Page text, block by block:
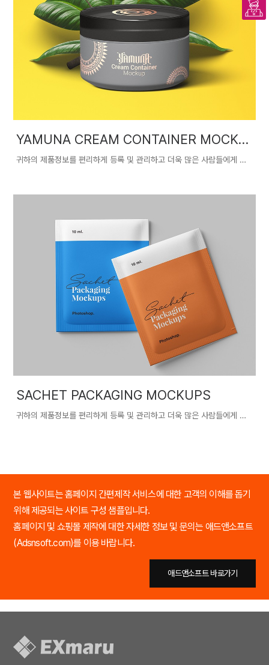
YAMUNA CREAM CONTAINER MOCKUP
귀하의 제품정보를 편리하게 등록 및 관리하고 더욱 많은 사람들에게 귀하의 우수한 제품을 홍보할 수 있습니다.
SACHET PACKAGING MOCKUPS
귀하의 제품정보를 편리하게 등록 및 관리하고 더욱 많은 사람들에게 귀하의 우수한 제품을 홍보할 수 있습니다.
본 웹사이트는 홈페이지 간편제작 서비스에 대한 고객의 이해를 돕기
위해 제공되는 사이트 구성 샘플입니다.
홈페이지 및 쇼핑몰 제작에 대한 자세한 정보 및 문의는 애드앤소프트
(Adsnsoft.com)를 이용 바랍니다.
애드앤소프트 바로가기